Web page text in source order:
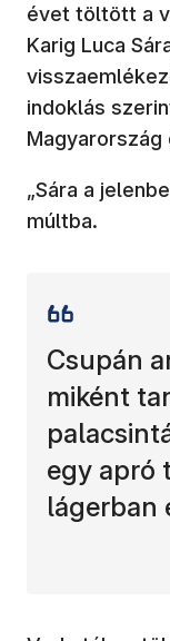
évet töltött a
Karig Luca
indoklás
„Sára a
múltba.
Csupán
miként
egy apró
lágerban